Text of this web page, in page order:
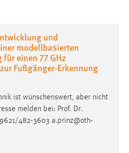
und
modellbasierten
einen 77 GHz
Fußgänger-Erkennung
ist wünschenswert, aber nicht
melden bei: Prof. Dr.
482-3603 a.prinz@oth-
wird in diesem Cookie
eingeloggt ist.